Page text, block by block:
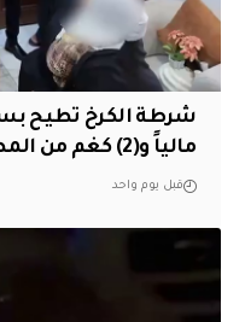
شرطة الكرخ تطيح
مالياً و(2) كغم من المصوغات الذهبية
قبل يوم واحد